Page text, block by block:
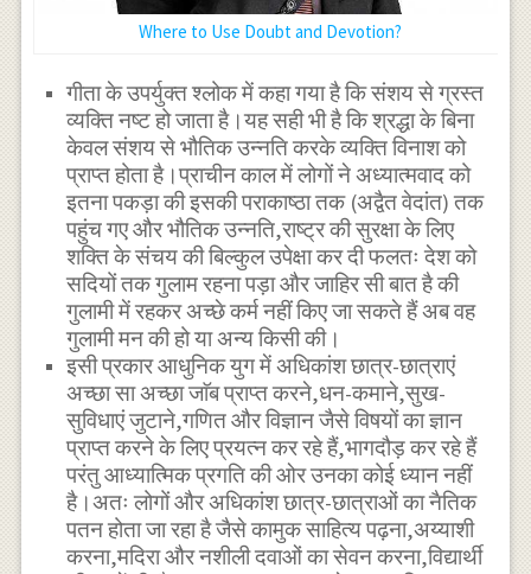
Where to Use Doubt and Devotion?
गीता के उपर्युक्त श्लोक में कहा गया है कि संशय से ग्रस्त
व्यक्ति नष्ट हो जाता है।यह सही भी है कि श्रद्धा के बिना
केवल संशय से भौतिक उन्नति करके व्यक्ति विनाश को
प्राप्त होता है।प्राचीन काल में लोगों ने अध्यात्मवाद को
इतना पकड़ा की इसकी पराकाष्ठा तक (अद्वैत वेदांत) तक
पहुंच गए और भौतिक उन्नति,राष्ट्र की सुरक्षा के लिए
शक्ति के संचय की बिल्कुल उपेक्षा कर दी फलतः देश को
सदियों तक गुलाम रहना पड़ा और जाहिर सी बात है की
गुलामी में रहकर अच्छे कर्म नहीं किए जा सकते हैं अब वह
गुलामी मन की हो या अन्य किसी की।
इसी प्रकार आधुनिक युग में अधिकांश छात्र-छात्राएं
अच्छा सा अच्छा जाॅब प्राप्त करने,धन-कमाने,सुख-
सुविधाएं जुटाने,गणित और विज्ञान जैसे विषयों का ज्ञान
प्राप्त करने के लिए प्रयत्न कर रहे हैं,भागदौड़ कर रहे हैं
परंतु आध्यात्मिक प्रगति की ओर उनका कोई ध्यान नहीं
है।अतः लोगों और अधिकांश छात्र-छात्राओं का नैतिक
पतन होता जा रहा है जैसे कामुक साहित्य पढ़ना,अय्याशी
करना,मदिरा और नशीली दवाओं का सेवन करना,विद्यार्थी